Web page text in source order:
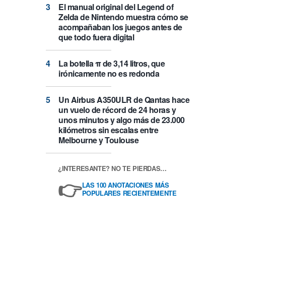
El manual original del Legend of
Zelda de Nintendo muestra cómo se
acompañaban los juegos antes de
que todo fuera digital
La botella π de 3,14 litros, que
irónicamente no es redonda
Un Airbus A350ULR de Qantas hace
un vuelo de récord de 24 horas y
unos minutos y algo más de 23.000
kilómetros sin escalas entre
Melbourne y Toulouse
¿INTERESANTE? NO TE PIERDAS…
👉LAS 100 ANOTACIONES MÁS
POPULARES RECIENTEMENTE